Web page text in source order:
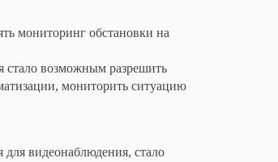
мониторинг обстановки на
стало возможным разрешить
мониторить ситуацию
видеонаблюдения, стало